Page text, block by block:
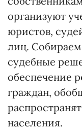
организуют
юристов,
лиц.
судебные
обеспечение
граждан,
населения.